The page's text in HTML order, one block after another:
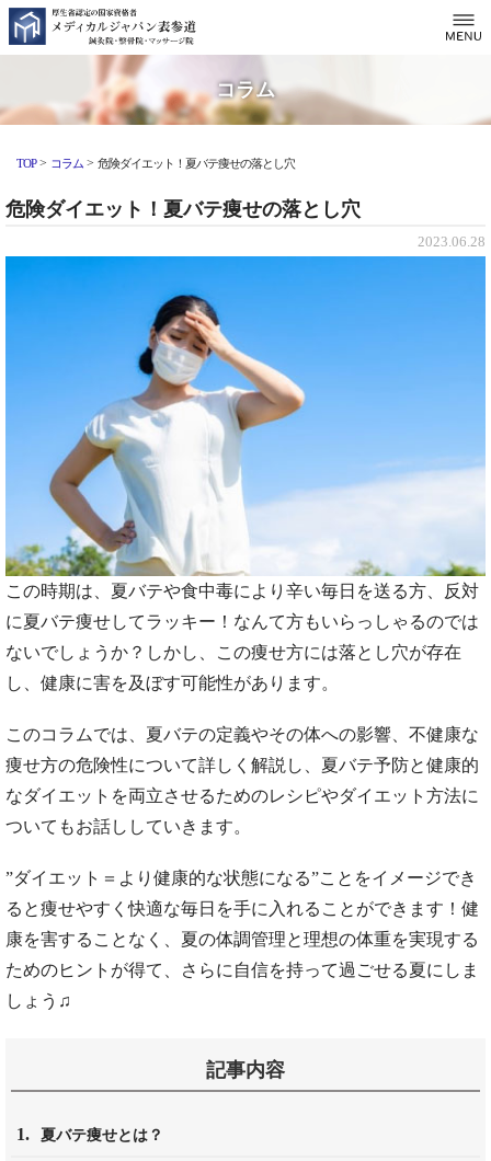
コラム
TOP> コラム > 危険ダイエット！夏バテ痩せの落とし穴
危険ダイエット！夏バテ痩せの落とし穴
2023.06.28
この時期は、夏バテや食中毒により辛い毎日を送る方、反対
に夏バテ痩せしてラッキー！なんて方もいらっしゃるのでは
ないでしょうか？しかし、この痩せ方には落とし穴が存在
し、健康に害を及ぼす可能性があります。
このコラムでは、夏バテの定義やその体への影響、不健康な
痩せ方の危険性について詳しく解説し、夏バテ予防と健康的
なダイエットを両立させるためのレシピやダイエット方法に
ついてもお話ししていきます。
”ダイエット＝より健康的な状態になる”ことをイメージでき
ると痩せやすく快適な毎日を手に入れることができます！健
康を害することなく、夏の体調管理と理想の体重を実現する
ためのヒントが得て、さらに自信を持って過ごせる夏にしま
しょう♫
記事内容
1. 夏バテ痩せとは？